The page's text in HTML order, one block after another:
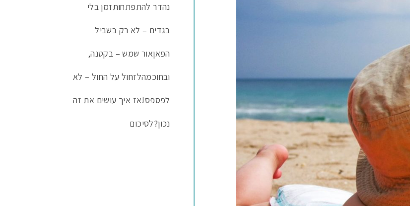
נהדר להתפתחותזמן בלי
בגדים – לא רק בשביל
הפאןאור שמש – בקטנה,
ובחוכמהלזחול על החול – לא
לפספס!אז איך עושים את זה
נכון?לסיכום